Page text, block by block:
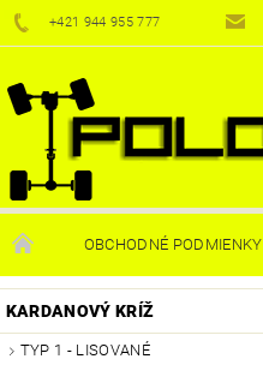
+421 944 955 777
OBCHODNÉ PODMIENKY
KARDANOVÝ KRÍŽ
TYP 1 - LISOVANÉ